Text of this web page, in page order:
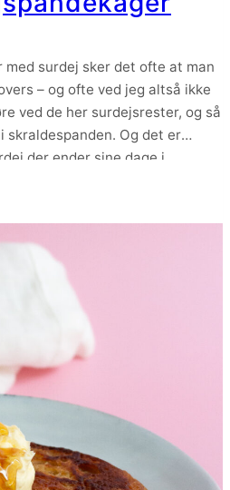
med surdej sker det ofte at man
– og ofte ved jeg altså ikke
ved de her surdejsrester, og så
skraldespanden. Og det er
der ender sine dage i